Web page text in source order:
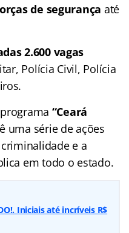
de segurança até
2.600 vagas
Polícia Civil, Polícia
“Ceará
uma série de ações
e a
em todo o estado.
Iniciais até incríveis R$